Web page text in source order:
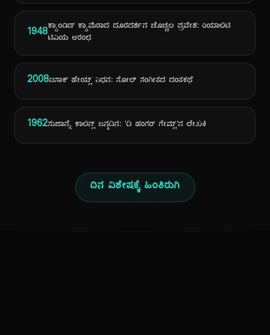
1948ಕ್ಯಾಂಡಿಡ್ ಕ್ಯಾಮೆರಾದ ದೂರದರ್ಶನ ಚೊಚ್ಚಲ ಪ್ರವೇಶ: ರಿಯಾಲಿಟಿ
ಟಿವಿಯ ಆರಂಭ
2008ಐಸಾಕ್ ಹೇಯ್ಸ್ ನಿಧನ: ಸೋಲ್ ಸಂಗೀತದ ದಂತಕಥೆ
1962ಸುಜಾನ್ನೆ ಕಾಲಿನ್ಸ್ ಜನ್ಮದಿನ: 'ದಿ ಹಂಗರ್ ಗೇಮ್ಸ್'ನ ಲೇಖಕಿ
ದಿನ ವಿಶೇಷಕ್ಕೆ ಹಿಂತಿರುಗಿ